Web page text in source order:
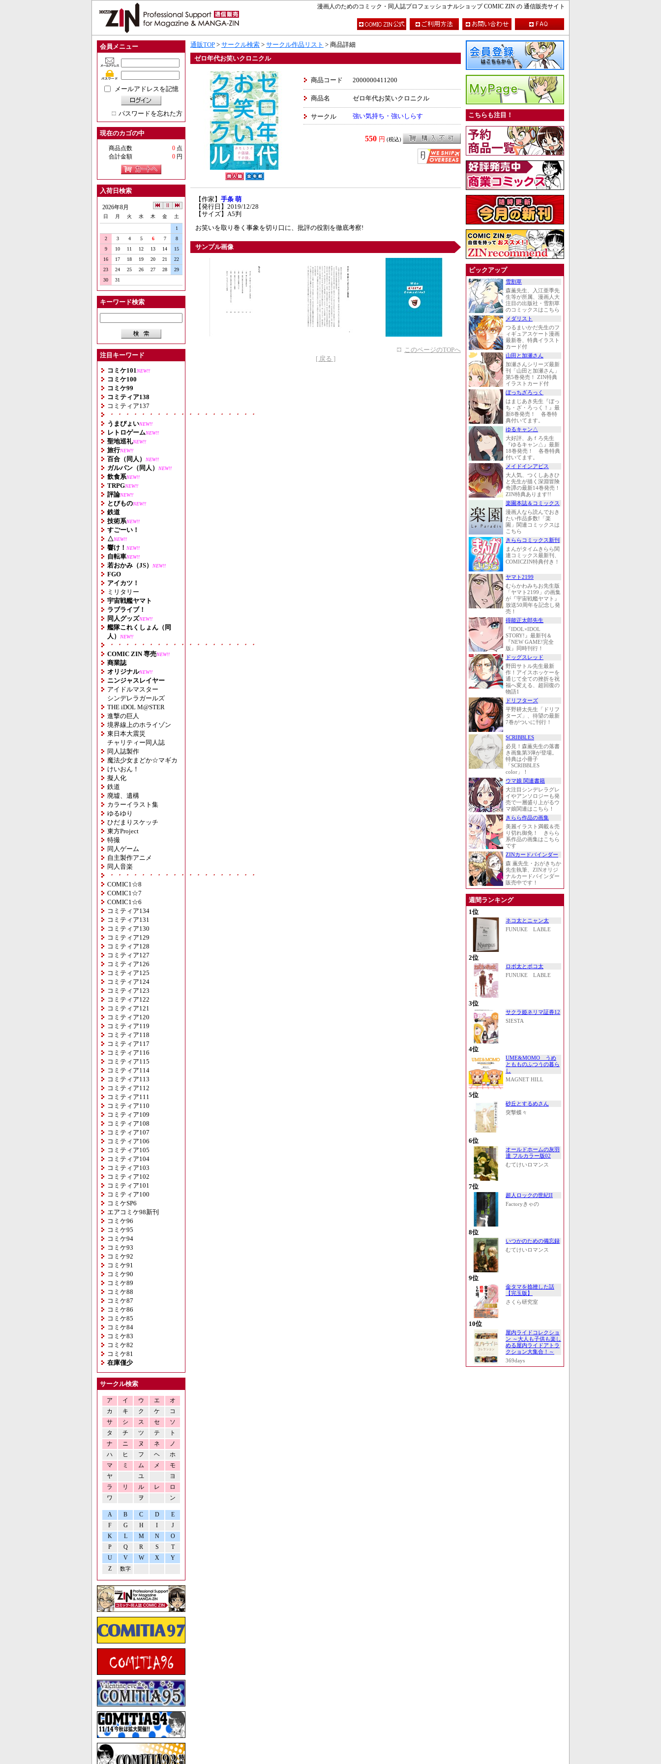
漫画人のためのコミック・同人誌プロフェッショナルショップ COMIC ZIN の 通信販売サイト
会員メニュー
メールアドレスを記憶
パスワードを忘れた方
現在のカゴの中
商品点数 0 点
合計金額
0 円
入荷日検索
2026年8月
日 月 火 水 木 金 土
1
2
3 4 5 6 7
8
9
10 11 12 13 14
15
16
17 18 19 20 21
22
23
24 25 26 27 28
29
30
31
キーワード検索
注目キーワード
コミケ101 NEW!!
コミケ100
コミケ99
コミティア138
コミティア137
・・・・・・・・・・・・・・・・・・・
うまぴょいNEW!!
レトロゲームNEW!!
聖地巡礼NEW!!
旅行NEW!!
百合（同人） NEW!!
ガルパン（同人） NEW!!
飲食系NEW!!
TRPGNEW!!
評論NEW!!
とびものNEW!!
鉄道
技術系NEW!!
すごーい！
△NEW!!
響け！ NEW!!
自転車NEW!!
若おかみ（JS） NEW!!
FGO
アイカツ！
ミリタリー
宇宙戦艦ヤマト
ラブライブ！
同人グッズNEW!!
艦隊これくしょん（同
人）
NEW!!
・・・・・・・・・・・・・・・・・・・
COMIC ZIN 専売NEW!!
商業誌
オリジナルNEW!!
ニンジャスレイヤー
アイドルマスター
シンデレラガールズ
THE iDOL M@STER
進撃の巨人
境界線上のホライゾン
東日本大震災
チャリティー同人誌
同人誌製作
魔法少女まどか☆マギカ
けいおん！
擬人化
鉄道
廃墟、遺構
カラーイラスト集
ゆるゆり
ひだまりスケッチ
東方Project
特撮
同人ゲーム
自主製作アニメ
同人音楽
・・・・・・・・・・・・・・・・・・・
COMIC1☆8
COMIC1☆7
COMIC1☆6
コミティア134
コミティア131
コミティア130
コミティア129
コミティア128
コミティア127
コミティア126
コミティア125
コミティア124
コミティア123
コミティア122
コミティア121
コミティア120
コミティア119
コミティア118
コミティア117
コミティア116
コミティア115
コミティア114
コミティア113
コミティア112
コミティア111
コミティア110
コミティア109
コミティア108
コミティア107
コミティア106
コミティア105
コミティア104
コミティア103
コミティア102
コミティア101
コミティア100
コミケSP6
エアコミケ98新刊
コミケ96
コミケ95
コミケ94
コミケ93
コミケ92
コミケ91
コミケ90
コミケ89
コミケ88
コミケ87
コミケ86
コミケ85
コミケ84
コミケ83
コミケ82
コミケ81
在庫僅少
サークル検索
ア イ ウ エ
オ
カ
キ ク ケ
コ
サ
シ ス セ
ソ
タ
チ ツ テ
ト
ナ
ニ ヌ ネ
ノ
ハ
ヒ フ ヘ
ホ
マ
ミ ム メ
モ
ヤ
ユ
ヨ
ラ
リ ル レ
ロ
ワ
ヲ ン
A B C D
E
F
G H I
J
K
L M N
O
P
Q R S
T
U
V W X
Y
Z
数字
通販TOP > サークル検索 > サークル作品リスト > 商品詳細
ゼロ年代お笑いクロニクル
商品コード 2000000411200
商品名 ゼロ年代お笑いクロニクル
サークル 強い気持ち・強いしらす
550 円 (税込)
【作家】 手条 萌
【発行日】2019/12/28
【サイズ】A5判
お笑いを取り巻く事象を切り口に、批評の役割を徹底考察!
サンプル画像
このページのTOPへ
[ 戻る ]
こちらも注目！
ピックアップ
雪割草
森薫先生、入江亜季先
生等が所属、漫画人大
注目の出版社・雪割草
のコミックスはこちら
メダリスト
つるまいかだ先生のフ
ィギュアスケート漫画
最新巻、特典イラスト
カード付
山田と加瀬さん
加瀬さんシリーズ最新
刊「山田と加瀬さん」
第5巻発売！ ZIN特典
イラストカード付
ぼっちざろっく
はまじあき先生『ぼっ
ち・ざ・ろっく！』最
新8巻発売！ 各巻特
典付いてます。
ゆるキャン△
大好評、あｆろ先生
『ゆるキャン△』最新
18巻発売！ 各巻特典
付いてます。
メイドインアビス
大人気、つくしあきひ
と先生が描く深淵冒険
奇譚の最新14巻発売！
ZIN特典あります!!
楽園本誌＆コミックス
漫画人なら読んでおき
たい作品多数!「楽
園」関連コミックスは
こちら
きららコミックス新刊
まんがタイムきらら関
連コミックス最新刊、
COMICZIN特典付き！
ヤマト2199
むらかわみちお先生版
「ヤマト2199」の画集
が『宇宙戦艦ヤマト』
放送50周年を記念し発
売！
得能正太郎先生
『IDOL×IDOL
STORY!』最新刊＆
『NEW GAME!完全
版』同時刊行！
ドッグスレッド
野田サトル先生最新
作！アイスホッケーを
通じて全ての挫折を祝
福へ変える、超回復の
物語1
ドリフターズ
平野耕太先生「ドリフ
ターズ」、待望の最新
7巻がついに刊行！
SCRIBBLES
必見！森薫先生の落書
き画集第3弾が登場。
特典は小冊子
「SCRIBBLES
color」！
ウマ娘 関連書籍
大注目シンデレラグレ
イやアンソロジーも発
売で一層盛り上がるウ
マ娘関連はこちら！
きらら作品の画集
美麗イラスト満載＆売
り切れ御免！ きらら
系作品の画集はこちら
です
ZINカードバインダー
森 薫先生・おがきちか
先生執筆、ZINオリジ
ナルカードバインダー
販売中です！
週間ランキング
1位
ネコ太とニャン太
FUNUKE LABLE
2位
ロボ太とポコ太
FUNUKE LABLE
3位
サクラ姫ネリマ証券12
SIESTA
4位
UME&MOMO うめ
ともものふつうの暮ら
し
MAGNET HILL
5位
砂丘とするめさん
突撃蝶々
6位
オールドホームの灰羽
達 フルカラー版02
むてけいロマンス
7位
超人ロックの世紀II
Factoryきゃの
8位
いつかのための備忘録
むてけいロマンス
9位
金タマを捻挫した話
【完玉版】
さくら研究室
10位
屋内ライドコレクショ
ン ～大人も子供も楽し
める屋内ライドアトラ
クション大集合！～
369days